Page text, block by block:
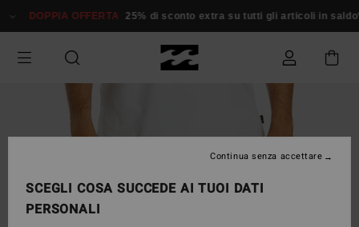
alle
prodotto
DOPPIA OFFERTA 25% di sconto extra su tutti gli articoli in
SCEGLI COSA SUCCEDE AI TUOI DATI
PERSONALI
Continua senza accettare